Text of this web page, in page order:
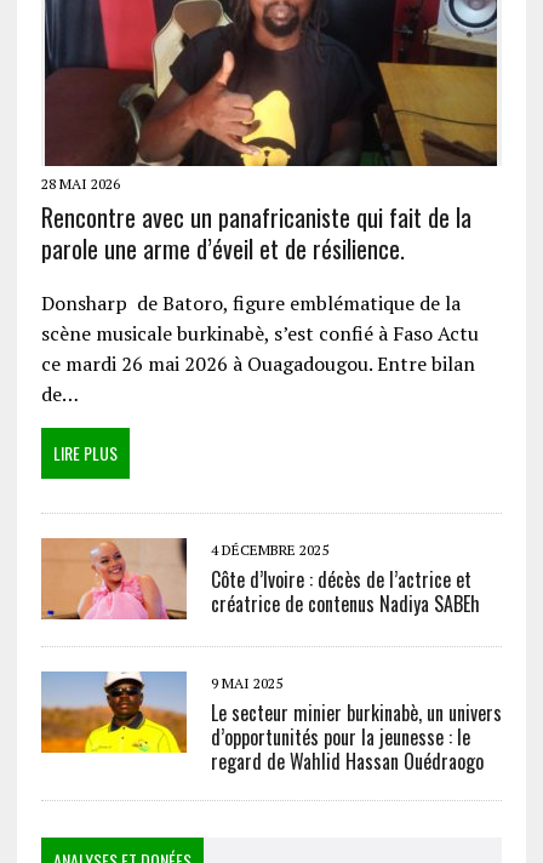
28 MAI 2026
Rencontre avec un panafricaniste qui fait de la
parole une arme d’éveil et de résilience.
Donsharp de Batoro, figure emblématique de la
scène musicale burkinabè, s’est confié à Faso Actu
ce mardi 26 mai 2026 à Ouagadougou. Entre bilan
de…
LIRE PLUS
4 DÉCEMBRE 2025
Côte d’Ivoire : décès de l’actrice et
créatrice de contenus Nadiya SABEh
9 MAI 2025
Le secteur minier burkinabè, un univers
d’opportunités pour la jeunesse : le
regard de Wahlid Hassan Ouédraogo